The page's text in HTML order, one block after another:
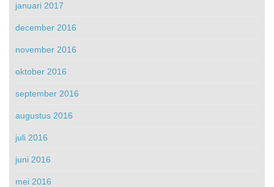
januari 2017
december 2016
november 2016
oktober 2016
september 2016
augustus 2016
juli 2016
juni 2016
mei 2016